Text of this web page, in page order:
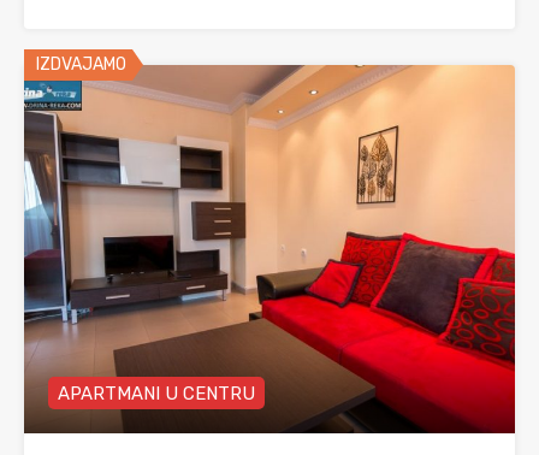
IZDVAJAMO
APARTMANI U CENTRU